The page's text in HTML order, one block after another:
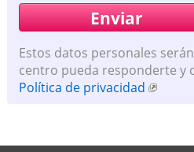
Estos datos personales
centro pueda responderte y
Política de privacidad